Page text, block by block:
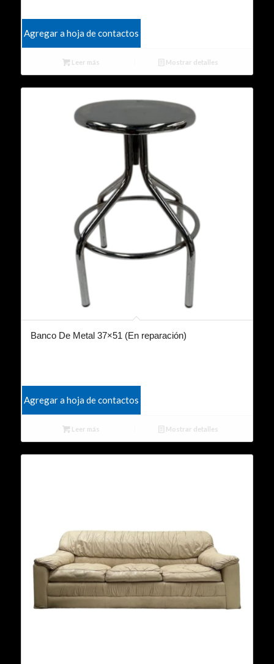
Agregar a hoja de contactos
Leer más Mostrar detalles
Banco De Metal 37×51 (En reparación)
Agregar a hoja de contactos
Leer más Mostrar detalles